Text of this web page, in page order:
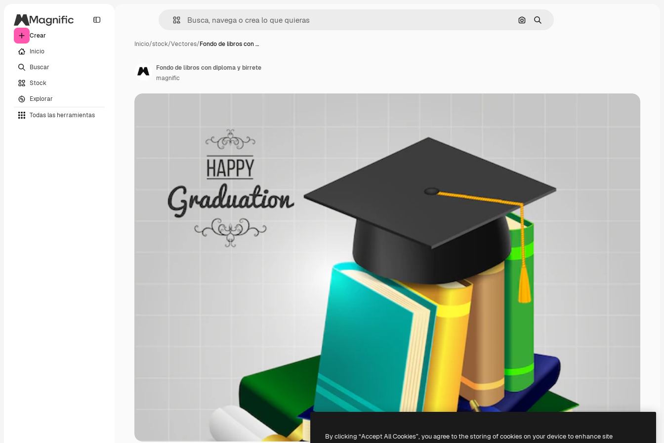
Crear
Inicio
Buscar
Stock
Explorar
Todas las herramientas
Buscar por imagen
Buscar
Inicio/stock/Vectores/Fondo de libros con …
Fondo de libros con diploma y birrete
magnific
By clicking “Accept All Cookies”, you agree to the storing of cookies on your device to enhance site